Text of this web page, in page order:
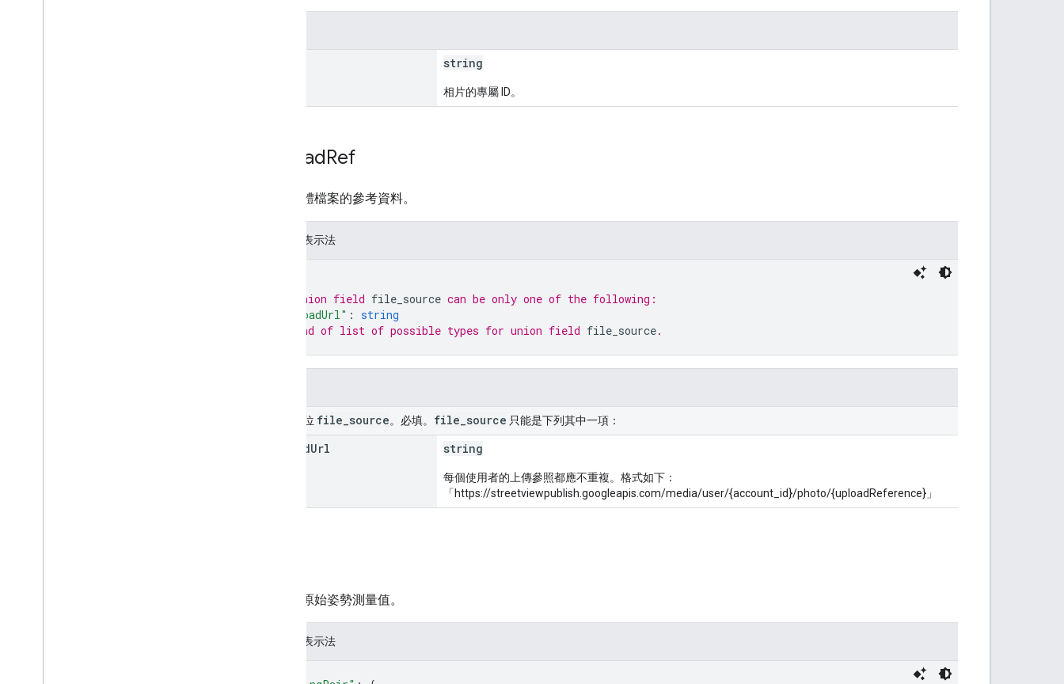
string
相片的專屬 ID。
UploadRef
上傳媒體檔案的參考資料。
JSON 表示法
// Union field file_source can be only one of the following:
"uploadUrl" : string
// End of list of possible types for union field file_source.
聯集欄位 file source。必填。 file source 只能是下列其中一項：
uploadUrl string
每個使用者的上傳參照都應不重複。格式如下：
「https://streetviewpublish.googleapis.com/media/user/{account_id}/photo/{uploadReference}」
實體的原始姿勢測量值。
JSON 表示法